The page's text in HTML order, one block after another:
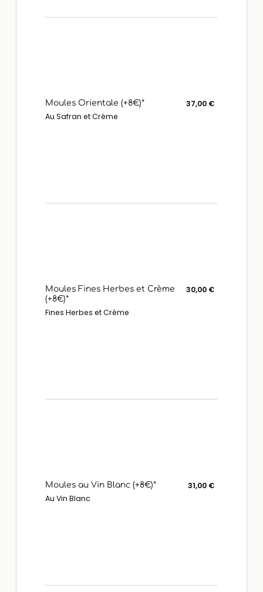
Moules Orientale (+8€)*
Au Safran et Crème
37,00 €
Moules Fines Herbes et Crème
(+8€)*
Fines Herbes et Crème
30,00 €
Moules au Vin Blanc (+8€)*
Au Vin Blanc
31,00 €